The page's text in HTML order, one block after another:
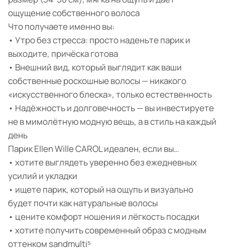
ощущение собственного волоса
Что получаете именно вы:
• Утро без стресса: просто наденьте парик и
выходите, причёска готова
• Внешний вид, который выглядит как ваши
собственные роскошные волосы — никакого
«искусственного блеска», только естественность
• Надёжность и долговечность — вы инвестируете
не в мимолётную модную вещь, а в стиль на каждый
день
Парик Ellen Wille CAROL идеален, если вы…
• хотите выглядеть уверенно без ежедневных
усилий и укладки
• ищете парик, который на ощупь и визуально
будет почти как натуральные волосы
• цените комфорт ношения и лёгкость посадки
• хотите получить современный образ с модным
оттенком sandmulti⁵